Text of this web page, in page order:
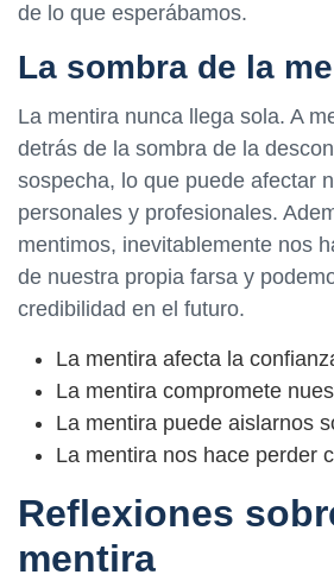
de lo que esperábamos.
La sombra de la
La mentira nunca llega sola. A
detrás de la sombra de la
sospecha, lo que puede afectar
personales y profesionales.
mentimos, inevitablemente nos
de nuestra propia farsa y
credibilidad en el futuro.
La mentira afecta la
La mentira compromete
La mentira puede aislarnos
La mentira nos hace perder
Reflexiones
mentira